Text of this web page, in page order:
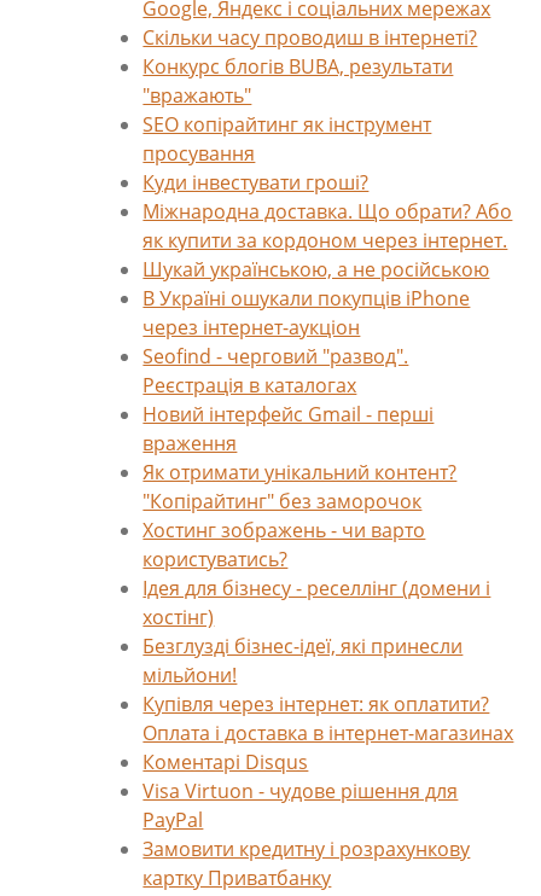
Google, Яндекс і соціальних мережах
Скільки часу проводиш в інтернеті?
Конкурс блогів BUBA, результати
"вражають"
SEO копірайтинг як інструмент
просування
Куди інвестувати гроші?
Міжнародна доставка. Що обрати? Або
як купити за кордоном через інтернет.
Шукай українською, а не російською
В Україні ошукали покупців iPhone
через інтернет-аукціон
Seofind - черговий "развод".
Реєстрація в каталогах
Новий інтерфейс Gmail - перші
враження
Як отримати унікальний контент?
"Копірайтинг" без заморочок
Хостинг зображень - чи варто
користуватись?
Ідея для бізнесу - реселлінг (домени і
хостінг)
Безглузді бізнес-ідеї, які принесли
мільйони!
Купівля через інтернет: як оплатити?
Оплата і доставка в інтернет-магазинах
Коментарі Disqus
Visa Virtuon - чудове рішення для
PayPal
Замовити кредитну і розрахункову
картку Приватбанку